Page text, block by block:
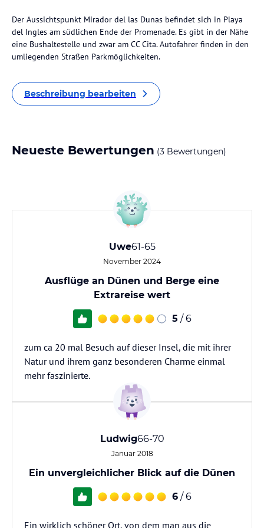
Der Aussichtspunkt Mirador del las Dunas befindet sich in Playa
del Ingles am südlichen Ende der Promenade. Es gibt in der Nähe
eine Bushaltestelle und zwar am CC Cita. Autofahrer finden in den
umliegenden Straßen Parkmöglichkeiten.
Beschreibung bearbeiten
Neueste Bewertungen (3 Bewertungen)
Uwe61-65
November 2024
Ausflüge an Dünen und Berge eine
Extrareise wert
5 / 6
zum ca 20 mal Besuch auf dieser Insel, die mit ihrer
Natur und ihrem ganz besonderen Charme einmal
mehr faszinierte.
Ludwig66-70
Januar 2018
Ein unvergleichlicher Blick auf die Dünen
6 / 6
Ein wirklich schöner Ort, von dem man aus die